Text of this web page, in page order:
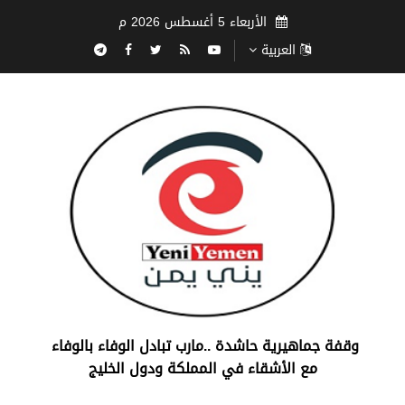
الأربعاء 5 أغسطس 2026 م
العربية
‏وقفة جماهيرية حاشدة ..مارب ‏تبادل الوفاء بالوفاء ‏
مع الأشقاء في المملكة ودول الخليج